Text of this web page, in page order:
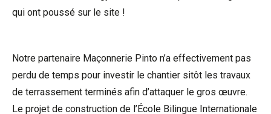
qui ont poussé sur le site !
Notre partenaire Maçonnerie Pinto n’a effectivement pas
perdu de temps pour investir le chantier sitôt les travaux
de terrassement terminés afin d’attaquer le gros œuvre.
Le projet de construction de l’École Bilingue Internationale